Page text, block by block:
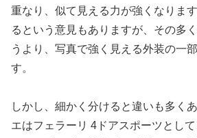
重なり、似て見える力が強くなりま
るという意見もありますが、その多
うより、写真で強く見える外装の一
す。
しかし、細かく分けると違いも多く
エはフェラーリ 4ドアスポーツとし